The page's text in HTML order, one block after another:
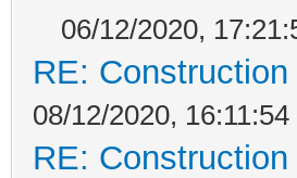
06/12/2020,
RE:
08/12/2020, 16:11:54
RE: